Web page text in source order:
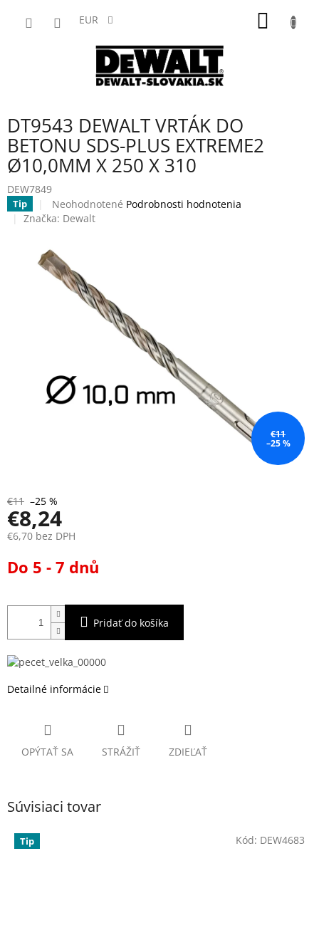
EUR
DT9543 DEWALT VRTÁK DO
BETONU SDS-PLUS EXTREME2
Ø10,0MM X 250 X 310
DEW7849
Tip
Priemerné
hodnotenie
0,0
z
hviezdičiek.
Neohodnotené Podrobnosti hodnotenia
Značka: Dewalt
€11
–25 %
€11 –25 %
€8,24
€6,70 bez DPH
cena:
Do 5 - 7 dnů
Pridať do košíka
Detailné informácie
OPÝTAŤ SA STRÁŽIŤ ZDIEĽAŤ
Súvisiaci tovar
Tip Kód: DEW4683